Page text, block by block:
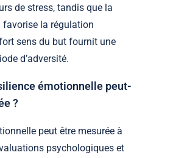
de stress, tandis que la
favorise la régulation
sens du but fournit une
d’adversité.
émotionnelle peut-
?
peut être mesurée à
psychologiques et